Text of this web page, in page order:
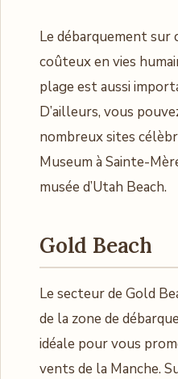
Le débarquement sur
coûteux en vies
plage est aussi
D’ailleurs, vous
nombreux sites
Museum à Sainte-
musée d’Utah Beach.
Gold Beach
Le secteur de Gold
de la zone de
idéale pour vous
vents de la Manche.